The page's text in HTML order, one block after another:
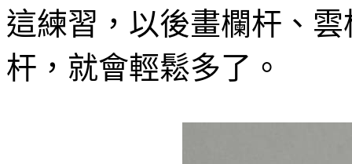
這練習，以後畫欄杆、
杆，就會輕鬆多了。